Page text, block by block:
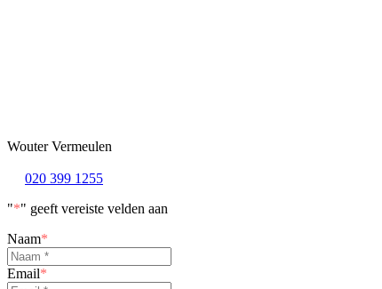
Wouter Vermeulen
020 399 1255
"*" geeft vereiste velden aan
Naam*
Email*